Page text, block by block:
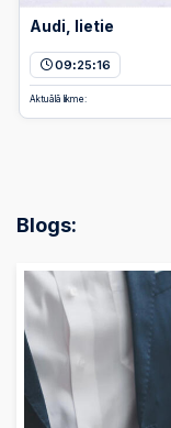
Audi, lietie
09:25:16
Aktuālā likme:
Blogs: